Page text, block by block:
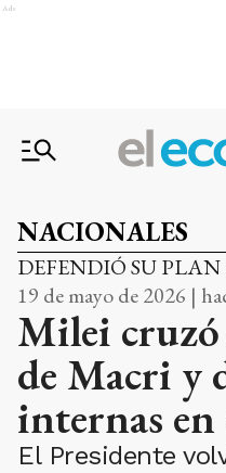
Ads
NACIONALES
DEFENDIÓ SU
19 de mayo de 2026 |
Milei
de Macri y
internas
El Presidente